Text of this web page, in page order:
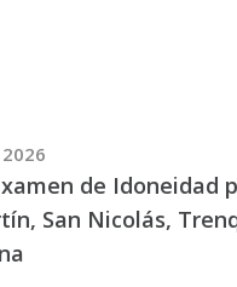
2026
de Idoneidad
San Nicolás,